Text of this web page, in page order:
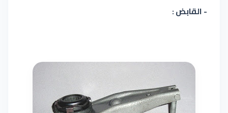
- القابض :